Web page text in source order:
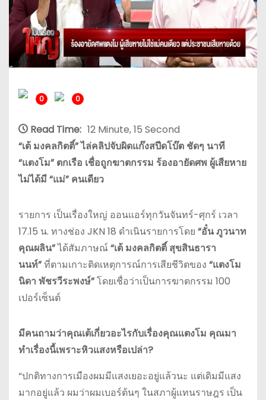
0 0
Read Time: 12 Minute, 15 Second
“เต้ มงคลกิตติ์” ไล่คลิปจับผิดแก๊งสปีดโบ๊ต ชัดๆ นาที
“แตงโม” ตกเรือ เชื่อถูกฆาตกรรม ร้องอายัดศพ ผู้เสียหาย
ไม่ได้มี “แม่” คนเดียว
รายการ เป็นเรื่องใหญ่ ออนแอร์ทุกวันจันทร์-ศุกร์ เวลา
17.15 น. ทางช่อง JKN 18 ดำเนินรายการโดย “อั๋น ภูวนาท
คุณผลิน”ได้สัมภาษณ์“เต้ มงคลกิตติ์ สุขสินธารา
นนท์”ที่ตามเกาะติดเหตุการณ์การเสียชีวิตของ “แตงโม
นิดา พัชรวีระพงษ์”โดยเชื่อว่าเป็นการฆาตกรรม 100
เปอร์เซ็นต์
มีคนถามว่าคุณเต้เกี่ยวอะไรกับเรื่องคุณแตงโม คุณมา
ทำเรื่องนี้เพราะหิวแสงหรือเปล่า?
“ปกติทางการเมืองผมมีแสงเยอะอยู่แล้วนะ แต่เดิมมีแสง
มากอยู่แล้ว ผมว่าผมเบอร์ต้นๆ ในสภาผู้แทนราษฎร เป็น